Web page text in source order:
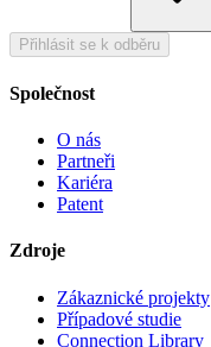
Přihlásit se k odběru
Společnost
O nás
Partneři
Kariéra
Patent
Zdroje
Zákaznické projekty
Případové studie
Connection Library